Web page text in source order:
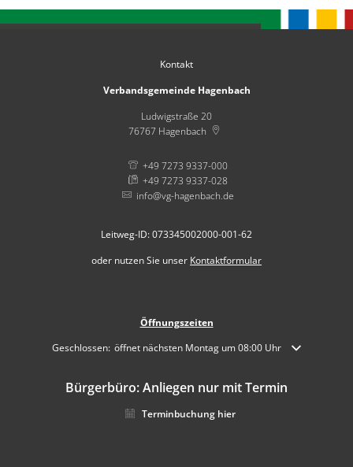
Kontakt
Verbandsgemeinde Hagenbach
Ludwigstraße 20
76767 Hagenbach
+49 7273 9337-000
+49 7273 9337-028
info@vg-hagenbach.de
Leitweg-ID: 073345002000-001-62
oder nutzen Sie unser Kontaktformular
Öffnungszeiten
Klicken, um weitere Öffnungs- oder Schließzeiten auszublenden
Geschlossen: öffnet nächsten Montag um 08:00 Uhr
Bürgerbüro: Anliegen nur mit Termin
Terminbuchung hier